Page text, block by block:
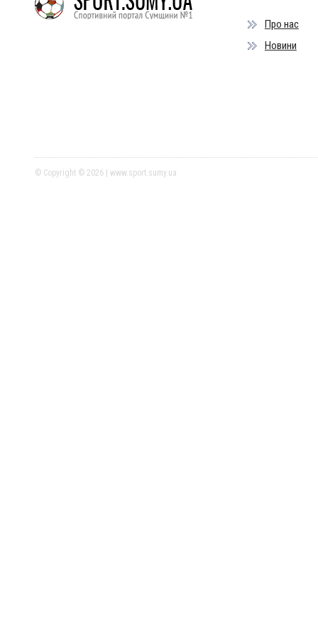
Про нас
Новини
© Copyright © 2026 | www.sport.sumy.ua